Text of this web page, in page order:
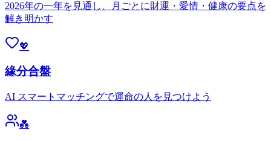
2026年の一年を見通し、月ごとに財運・愛情・健康の要点を
解き明かす
💖
緣分合盤
AI スマートマッチングで運命の人を見つけよう
💑